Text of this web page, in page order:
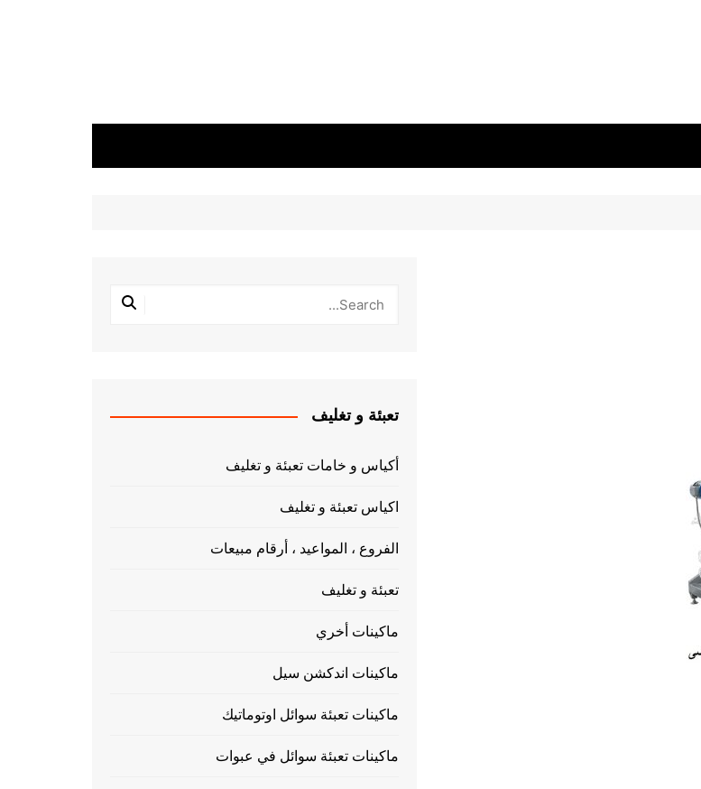
تعبئة و تغليف
أكياس و خامات تعبئة و تغليف
اكياس تعبئة و تغليف
الفروع ، المواعيد ، أرقام مبيعات
تعبئة و تغليف
ماكينات أخري
ماكينات اندكشن سيل
ماكينات تعبئة سوائل اوتوماتيك
ماكينات تعبئة سوائل في عبوات